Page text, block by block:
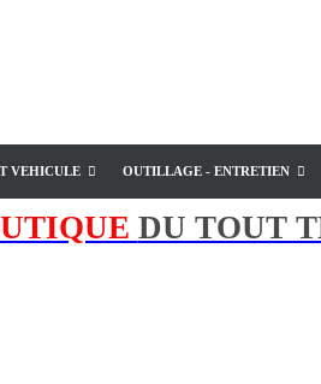
VEHICULE OUTILLAGE - ENTRETIEN
DU TOUT